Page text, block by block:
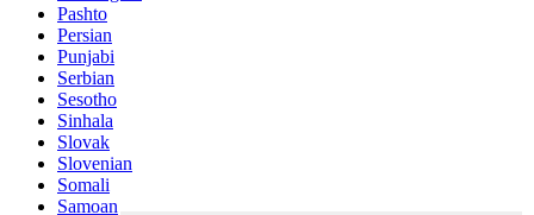
Pashto
Persian
Punjabi
Serbian
Sesotho
Sinhala
Slovak
Slovenian
Somali
Samoan